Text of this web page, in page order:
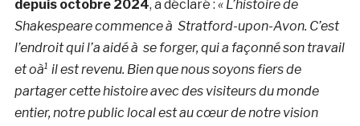
depuis octobre 2024, a déclaré : « L’histoire de
Shakespeare commence à Stratford-upon-Avon. C’est
l’endroit qui l’a aidé à se forger, qui a façonné son travail
et oà¹ il est revenu. Bien que nous soyons fiers de
partager cette histoire avec des visiteurs du monde
entier, notre public local est au cœur de notre vision